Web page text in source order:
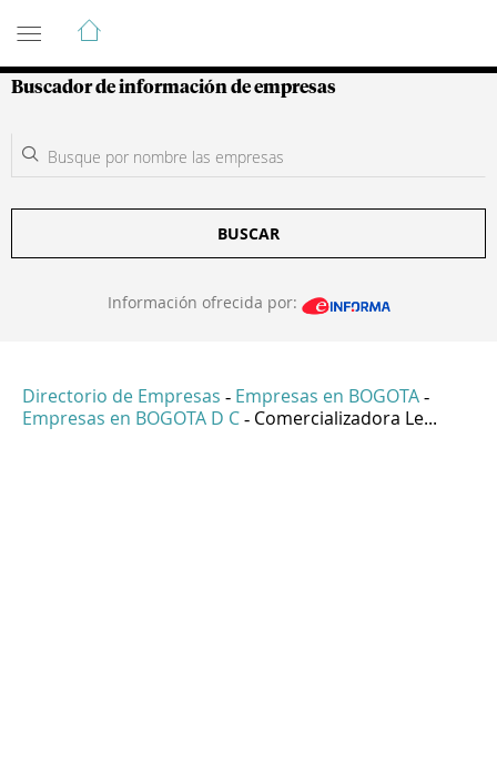
Guía de Empresas Colombianas
Buscador de información de empresas
BUSCAR
Información ofrecida por:
Directorio de Empresas - Empresas en BOGOTA -
Empresas en BOGOTA D C - Comercializadora Le...